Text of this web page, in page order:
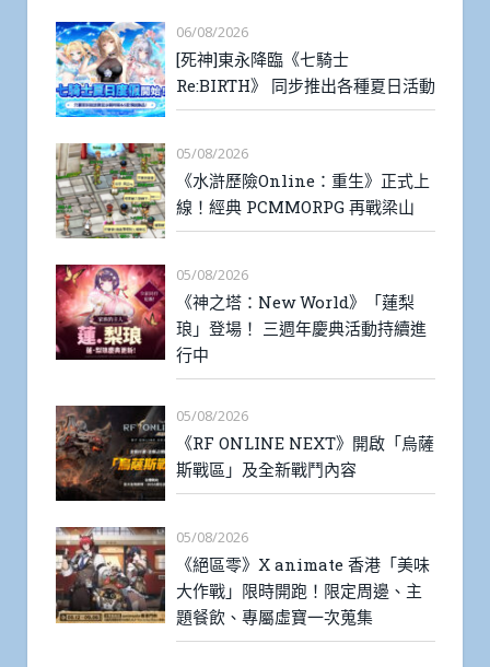
06/08/2026
[死神]東永降臨《七騎士
Re:BIRTH》 同步推出各種夏日活動
05/08/2026
《水滸歷險Online：重生》正式上
線！經典 PCMMORPG 再戰梁山
05/08/2026
《神之塔：New World》「蓮梨
琅」登場！ 三週年慶典活動持續進
行中
05/08/2026
《RF ONLINE NEXT》開啟「烏薩
斯戰區」及全新戰鬥內容
05/08/2026
《絕區零》X animate 香港「美味
大作戰」限時開跑！限定周邊、主
題餐飲、專屬虛寶一次蒐集